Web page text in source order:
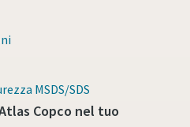
MSDS/SDS
Copco nel tuo